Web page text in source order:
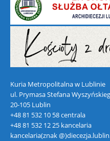
Kuria Metropolitalna w Lublinie
ul. Prymasa Stefana
20-105 Lublin
+48 81 532 10 58 centrala
+48 81 532 12 25 kancelaria
kancelaria(znak